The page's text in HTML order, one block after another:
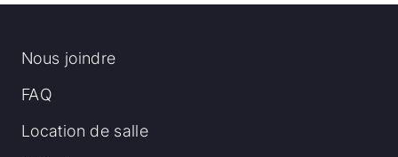
Nous joindre
FAQ
Location de salle